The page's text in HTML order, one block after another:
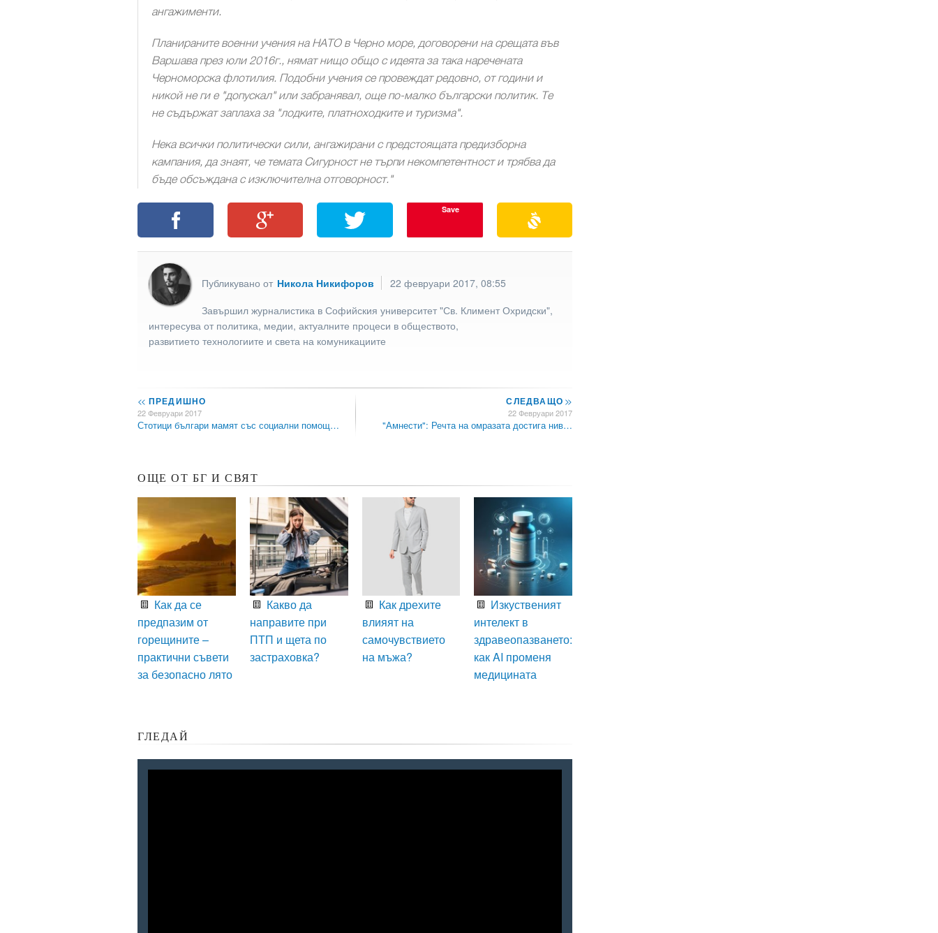
ангажименти.
Планираните военни учения на НАТО в Черно море, договорени на срещата във
Варшава през юли 2016г., нямат нищо общо с идеята за така наречената
Черноморска флотилия. Подобни учения се провеждат редовно, от години и
никой не ги е "допускал" или забранявал, още по-малко български политик. Те
не съдържат заплаха за "лодките, платноходките и туризма".
Нека всички политически сили, ангажирани с предстоящата предизборна
кампания, да знаят, че темата Сигурност не търпи некомпетентност и трябва да
бъде обсъждана с изключителна отговорност."
Save
Публикувано от Никола Никифоров
22 февруари 2017, 08:55
Завършил журналистика в Софийския университет "Св. Климент Охридски",
интересува от политика, медии, актуалните процеси в обществото,
развитието технологиите и света на комуникациите
<< ПРЕДИШНО
22 Февруари 2017
Стотици българи мамят със социални помощ…
СЛЕДВАЩО>>
22 Февруари 2017
"Амнести": Речта на омразата достига нив…
ОЩЕ ОТ БГ И СВЯТ
Как да се
предпазим от
горещините –
практични съвети
за безопасно лято
Какво да
направите при
ПТП и щета по
застраховка?
Как дрехите
влияят на
самочувствието
на мъжа?
Изкуственият
интелект в
здравеопазването:
как AI променя
медицината
ГЛЕДАЙ